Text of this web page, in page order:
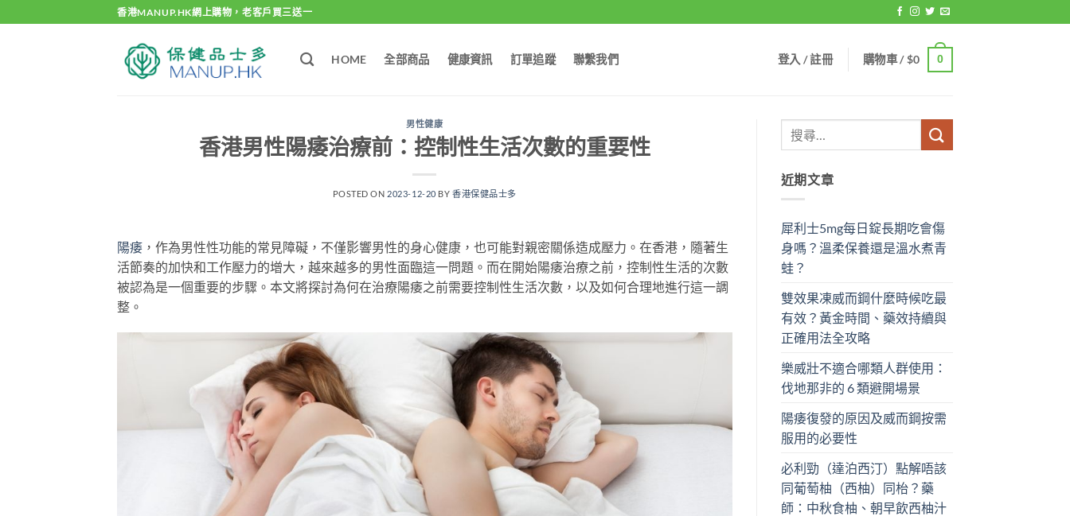
to
香港MANUP.HK網上購物，老客戶買三送一
HOME 全部商品 健康資訊 訂單追蹤 聯繫我們 登入 / 註冊 購物車 /$0 0
男性健康
香港男性陽痿治療前：控制性生活次數的重要性
POSTED ON 2023-12-20 BY香港保健品士多
陽痿 ，作為男性性功能的常見障礙，不僅影響男性的身心健康，也可能對親密關係造成壓力。在香港，隨著生
活節奏的加快和工作壓力的增大，越來越多的男性面臨這一問題。而在開始陽痿治療之前，控制性生活的次數
被認為是一個重要的步驟。本文將探討為何在治療陽痿之前需要控制性生活次數，以及如何合理地進行這一調
整。
近期文章
犀利士5mg每日錠長期吃會傷
身嗎？溫柔保養還是溫水煮青
蛙？
雙效果凍威而鋼什麼時候吃最
有效？黃金時間、藥效持續與
正確用法全攻略
樂威壯不適合哪類人群使用：
伐地那非的 6 類避開場景
陽痿復發的原因及威而鋼按需
服用的必要性
必利勁（達泊西汀）點解唔該
同葡萄柚（西柚）同枱？藥
師：中秋食柚、朝早飲西柚汁